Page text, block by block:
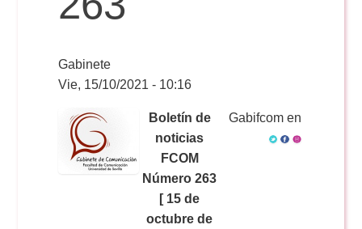
Horarios
Exámenes Grado
Gabinete
Vie, 15/10/2021 - 10:16
Boletín de
noticias
FCOM
Número 263
[ 15 de
octubre de
Gabifcom en